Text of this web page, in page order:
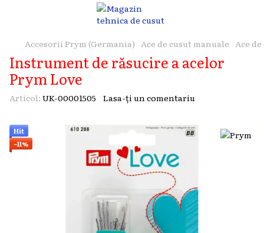
Accesorii Prym (Germania) Ace de cusut manuale Ace
Instrument de răsucire a acelor
Prym Love
Articol: UK-00001505 Lasa-ți un comentariu
Hit
−11%